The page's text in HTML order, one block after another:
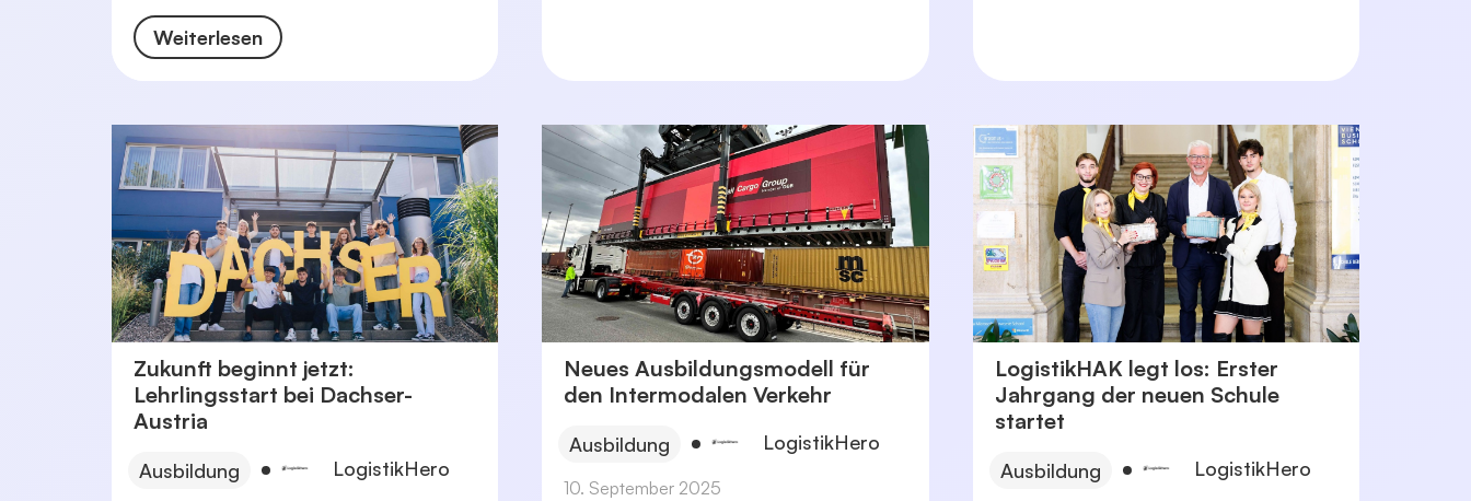
Weiterlesen
Zukunft beginnt jetzt:
Lehrlingsstart bei Dachser-
Austria
Ausbildung LogistikHero
Neues Ausbildungsmodell für
den Intermodalen Verkehr
Ausbildung LogistikHero
10. September 2025
LogistikHAK legt los: Erster
Jahrgang der neuen Schule
startet
Ausbildung LogistikHero